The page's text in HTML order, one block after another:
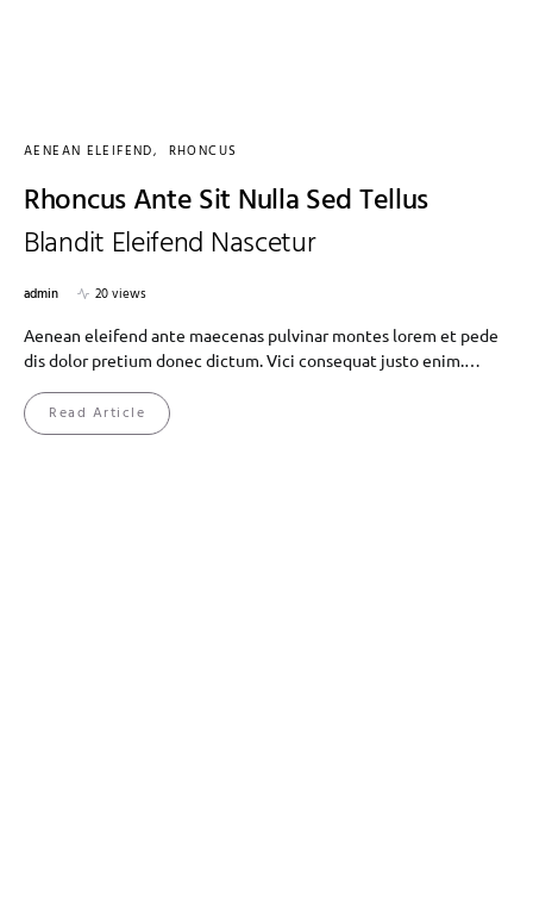
AENEAN ELEIFEND RHONCUS
Rhoncus Ante Sit Nulla Sed Tellus
Blandit Eleifend Nascetur
admin
20 views
Aenean eleifend ante maecenas pulvinar montes lorem et pede
dis dolor pretium donec dictum. Vici consequat justo enim.…
Read Article